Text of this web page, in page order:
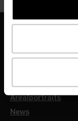
Quicklinks
Arealportraits
News